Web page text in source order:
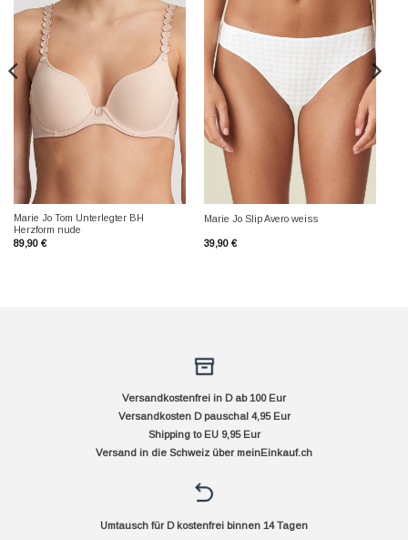
Marie Jo Tom Unterlegter BH
Herzform nude
89,90 €
Marie Jo Slip Avero weiss
39,90 €
Versandkostenfrei in D ab 100 Eur
Versandkosten D pauschal 4,95 Eur
Shipping to EU 9,95 Eur
Versand in die Schweiz über meinEinkauf.ch
Umtausch für D kostenfrei binnen 14 Tagen